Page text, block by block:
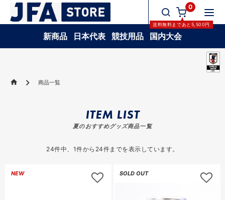
0
送料無料まであと 5,500円
新商品 日本代表 競技用品 国内大会
商品一覧
ITEM LIST
夏のおすすめグッズ商品一覧
24件中、 1件から 24件までを表示しています。
NEW SOLD OUT